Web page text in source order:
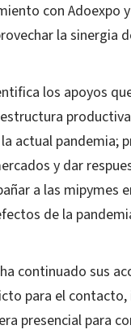
con Adoexpo
la sinergia
los apoyos
actual pandemia;
y dar
a las mipymes
de la
continuado sus
para el
presencial para